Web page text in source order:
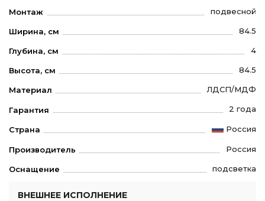
Монтаж подвесной
Ширина, см 84.5
Глубина, см 4
Высота, см 84.5
Материал ЛДСП/МДФ
Гарантия 2 года
Страна Россия
Производитель Россия
Оснащение подсветка
ВНЕШНЕЕ ИСПОЛНЕНИЕ